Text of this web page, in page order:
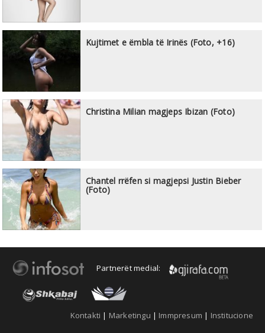
Kujtimet e ëmbla të Irinës (Foto, +16)
Christina Milian magjeps Ibizan (Foto)
Chantel rrëfen si magjepsi Justin Bieber
(Foto)
Partnerët medial:
Kontakti | Marketingu | Immpresum | Institucione